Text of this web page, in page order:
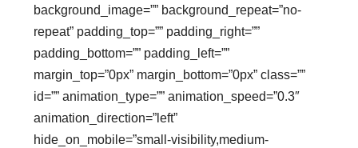
background_image=”” background_repeat=”no-
repeat” padding_top=”” padding_right=””
padding_bottom=”” padding_left=””
margin_top=”0px” margin_bottom=”0px” class=””
id=”” animation_type=”” animation_speed=”0.3″
animation_direction=”left”
hide_on_mobile=”small-visibility,medium-